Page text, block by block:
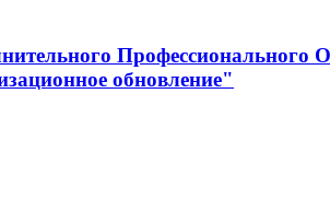
Профессионального
обновление"